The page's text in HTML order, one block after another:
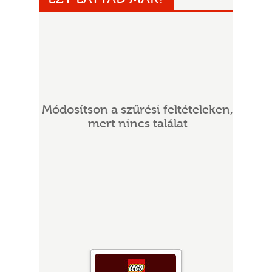
Módosítson a szűrési feltételeken,
mert nincs találat